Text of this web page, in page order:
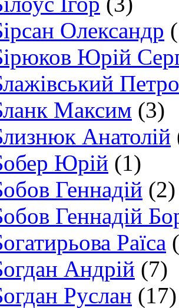
Олександр
Юрій
Петро
Максим (3)
Анатолій
Юрій (1)
Геннадій (2)
Геннадій
Раїса
Андрій (7)
Руслан (17)